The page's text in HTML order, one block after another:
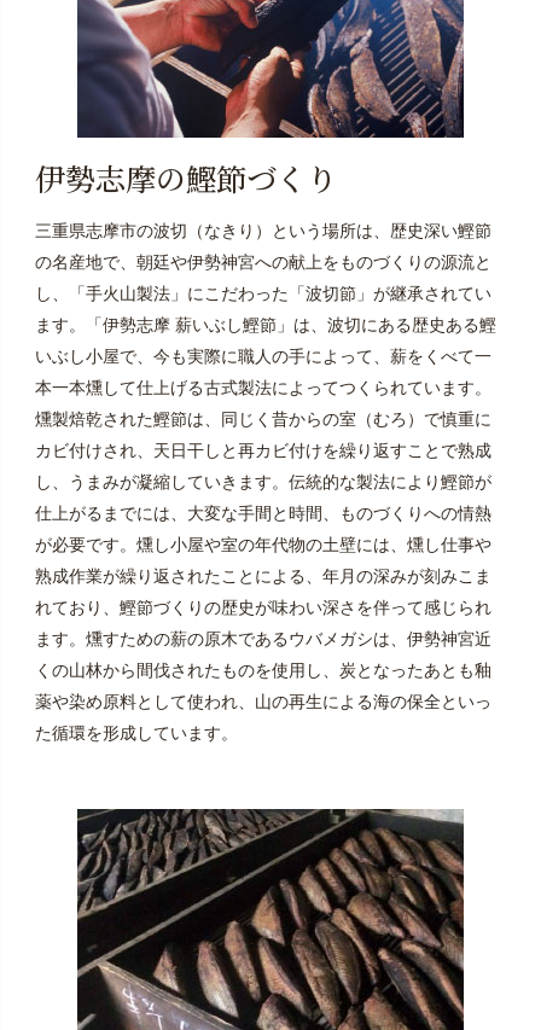
伊勢志摩の鰹節づくり
三重県志摩市の波切（なきり）という場所は、歴史深い鰹節
の名産地で、朝廷や伊勢神宮への献上をものづくりの源流と
し、「手火山製法」にこだわった「波切節」が継承されてい
ます。「伊勢志摩 薪いぶし鰹節」は、波切にある歴史ある鰹
いぶし小屋で、今も実際に職人の手によって、薪をくべて一
本一本燻して仕上げる古式製法によってつくられています。
燻製焙乾された鰹節は、同じく昔からの室（むろ）で慎重に
カビ付けされ、天日干しと再カビ付けを繰り返すことで熟成
し、うまみが凝縮していきます。伝統的な製法により鰹節が
仕上がるまでには、大変な手間と時間、ものづくりへの情熱
が必要です。燻し小屋や室の年代物の土壁には、燻し仕事や
熟成作業が繰り返されたことによる、年月の深みが刻みこま
れており、鰹節づくりの歴史が味わい深さを伴って感じられ
ます。燻すための薪の原木であるウバメガシは、伊勢神宮近
くの山林から間伐されたものを使用し、炭となったあとも釉
薬や染め原料として使われ、山の再生による海の保全といっ
た循環を形成しています。